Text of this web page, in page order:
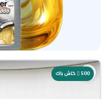
500 كاش باك